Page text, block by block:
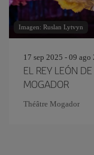
Imagen: Ruslan Lytvyn
17 sep 2025 - 09 ago
EL REY LEÓN
MOGADOR
Théâtre Mogador